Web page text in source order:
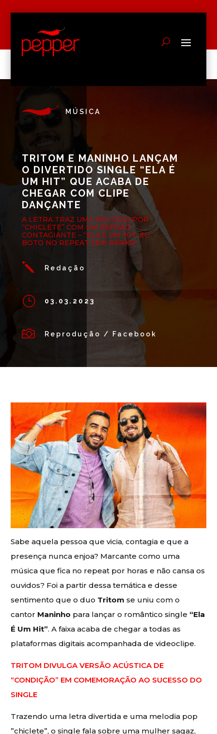
MÚSICA
TRITOM E MANINHO LANÇAM
O DIVERTIDO SINGLE “ELA É
UM HIT” QUE ACABA DE
CHEGAR COM CLIPE
DANÇANTE
A LETRA TRAZ UMA MELODIA POP
“CHICLETE” COM UM REFRÃO
CONTAGIANTE – “ELA É UM HIT, EU
BOTO NO REPEAT SEM PARAR”
j Redação
} 03.03.2023
 Reprodução / Facebook
Sabe aquela pessoa que vicia, contagia e que a
presença nunca enjoa? Marcante como uma
música que fica no repeat por horas e não cansa os
ouvidos? Foi a partir dessa temática e desse
sentimento que o duo Tritom se uniu com o
cantor Maninho para lançar o romântico single “Ela
É Um Hit”. A faixa acaba de chegar a todas as
plataformas digitais acompanhada de videoclipe.
TRITOM DIVULGA VERSÃO ACÚSTICA DE
“CONDIÇÃO” EM COMEMORAÇÃO AO SUCESSO DO
SINGLE
Trazendo uma letra divertida e uma melodia pop
”chiclete”, o single fala sobre uma mulher sagaz,